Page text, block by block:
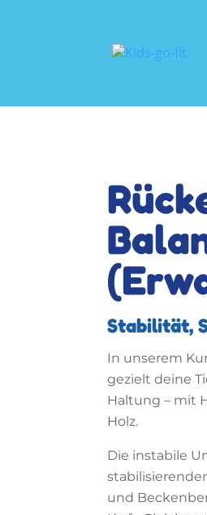
Stabilität,
In unserem
gezielt deine
Haltung – mit
Holz.
Die instabile
und